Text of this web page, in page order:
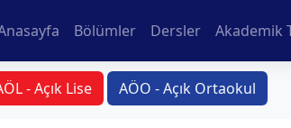
Bölümler Dersler Akademik
- Açık Lise AÖO - Açık Ortaokul